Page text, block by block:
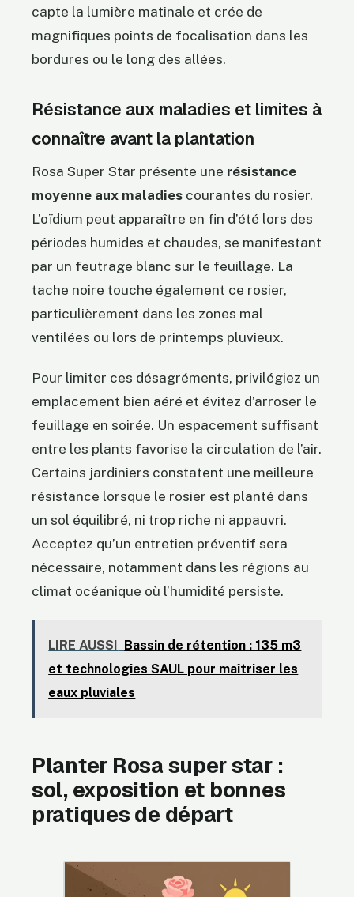
capte la lumière matinale et crée de
magnifiques points de focalisation dans les
bordures ou le long des allées.
Résistance aux maladies et limites à
connaître avant la plantation
Rosa Super Star présente une résistance
moyenne aux maladies courantes du rosier.
L’oïdium peut apparaître en fin d’été lors des
périodes humides et chaudes, se manifestant
par un feutrage blanc sur le feuillage. La
tache noire touche également ce rosier,
particulièrement dans les zones mal
ventilées ou lors de printemps pluvieux.
Pour limiter ces désagréments, privilégiez un
emplacement bien aéré et évitez d’arroser le
feuillage en soirée. Un espacement suffisant
entre les plants favorise la circulation de l’air.
Certains jardiniers constatent une meilleure
résistance lorsque le rosier est planté dans
un sol équilibré, ni trop riche ni appauvri.
Acceptez qu’un entretien préventif sera
nécessaire, notamment dans les régions au
climat océanique où l’humidité persiste.
LIRE AUSSI Bassin de rétention : 135 m3
et technologies SAUL pour maîtriser les
eaux pluviales
Planter Rosa super star :
sol, exposition et bonnes
pratiques de départ